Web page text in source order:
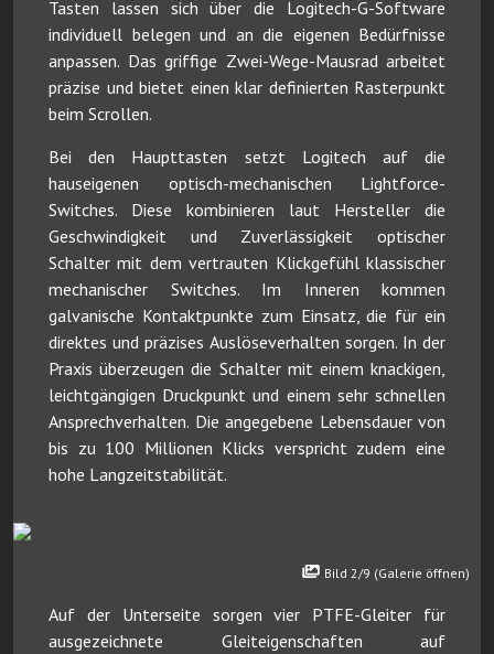
Tasten lassen sich über die Logitech-G-Software
individuell belegen und an die eigenen Bedürfnisse
anpassen. Das griffige Zwei-Wege-Mausrad arbeitet
präzise und bietet einen klar definierten Rasterpunkt
beim Scrollen.
Bei den Haupttasten setzt Logitech auf die
hauseigenen optisch-mechanischen Lightforce-
Switches. Diese kombinieren laut Hersteller die
Geschwindigkeit und Zuverlässigkeit optischer
Schalter mit dem vertrauten Klickgefühl klassischer
mechanischer Switches. Im Inneren kommen
galvanische Kontaktpunkte zum Einsatz, die für ein
direktes und präzises Auslöseverhalten sorgen. In der
Praxis überzeugen die Schalter mit einem knackigen,
leichtgängigen Druckpunkt und einem sehr schnellen
Ansprechverhalten. Die angegebene Lebensdauer von
bis zu 100 Millionen Klicks verspricht zudem eine
hohe Langzeitstabilität.
Bild 2/9 (Galerie öffnen)
Auf der Unterseite sorgen vier PTFE-Gleiter für
ausgezeichnete Gleiteigenschaften auf